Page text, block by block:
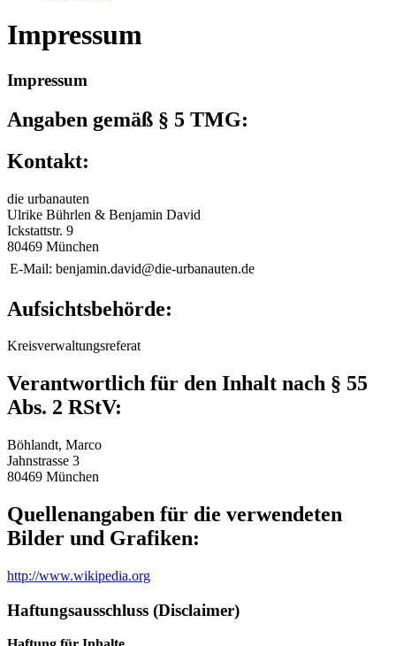
Impressum
Impressum
Angaben gemäß § 5 TMG:
Kontakt:
die urbanauten
Ulrike Bührlen & Benjamin David
Ickstattstr. 9
80469 München
E-Mail: benjamin.david@die-urbanauten.de
Aufsichtsbehörde:
Kreisverwaltungsreferat
Verantwortlich für den Inhalt nach § 55
Abs. 2 RStV:
Böhlandt, Marco
Jahnstrasse 3
80469 München
Quellenangaben für die verwendeten
Bilder und Grafiken:
http://www.wikipedia.org
Haftungsausschluss (Disclaimer)